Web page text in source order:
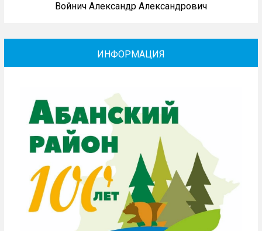
Войнич Александр Александрович
ИНФОРМАЦИЯ